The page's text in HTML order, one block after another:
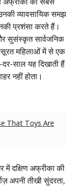
व्यावसायिक समझ
प्रशंसा करते हैं।
सुसंस्कृत सार्वजनिक
महिलाओं में से एक
साल यह दिखाती हैं
नहीं होता।
That Toys Are
में दक्षिण अफ्रीका की
अपनी तीखी सुंदरता,